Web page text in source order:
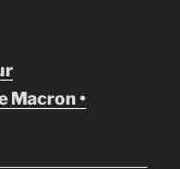
Macron •